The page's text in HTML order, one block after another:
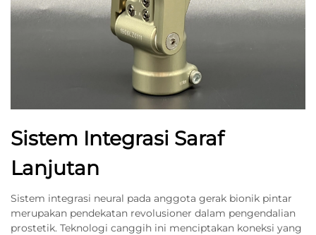
Sistem Integrasi Saraf
Lanjutan
Sistem integrasi neural pada anggota gerak bionik pintar
merupakan pendekatan revolusioner dalam pengendalian
prostetik. Teknologi canggih ini menciptakan koneksi yang